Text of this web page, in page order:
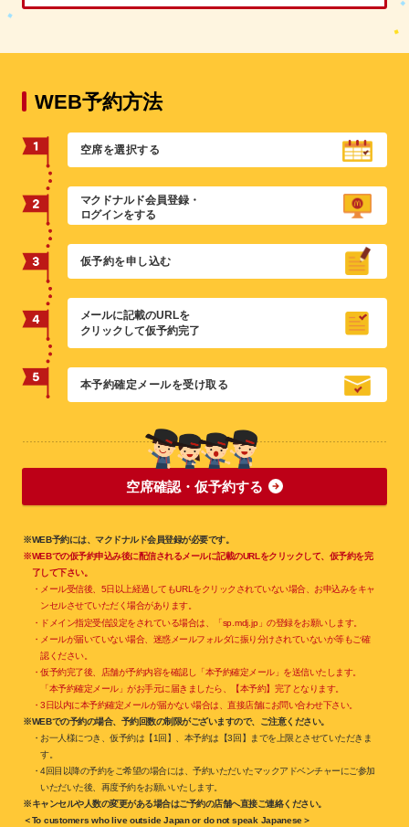
WEB予約方法
空席を選択する
マクドナルド会員登録・
ログインをする
仮予約を申し込む
メールに記載のURLを
クリックして仮予約完了
本予約確定メールを受け取る
空席確認・仮予約する
※WEB予約には、マクドナルド会員登録が必要です。
※WEBでの仮予約申込み後に配信されるメールに記載のURLをクリックして、仮予約を完
了して下さい。
・メール受信後、5日以上経過してもURLをクリックされていない場合、お申込みをキャ
ンセルさせていただく場合があります。
・ドメイン指定受信設定をされている場合は、「sp.mdj.jp」の登録をお願いします。
・メールが届いていない場合、迷惑メールフォルダに振り分けされていないか等もご確
認ください。
・仮予約完了後、店舗が予約内容を確認し「本予約確定メール」を送信いたします。
「本予約確定メール」がお手元に届きましたら、【本予約】完了となります。
・3日以内に本予約確定メールが届かない場合は、直接店舗にお問い合わせ下さい。
※WEBでの予約の場合、予約回数の制限がございますので、ご注意ください。
・お一人様につき、仮予約は【1回】、本予約は【3回】までを上限とさせていただきま
す。
・4回目以降の予約をご希望の場合には、予約いただいたマックアドベンチャーにご参加
いただいた後、再度予約をお願いいたします。
※キャンセルや人数の変更がある場合はご予約の店舗へ直接ご連絡ください。
＜To customers who live outside Japan or do not speak Japanese＞